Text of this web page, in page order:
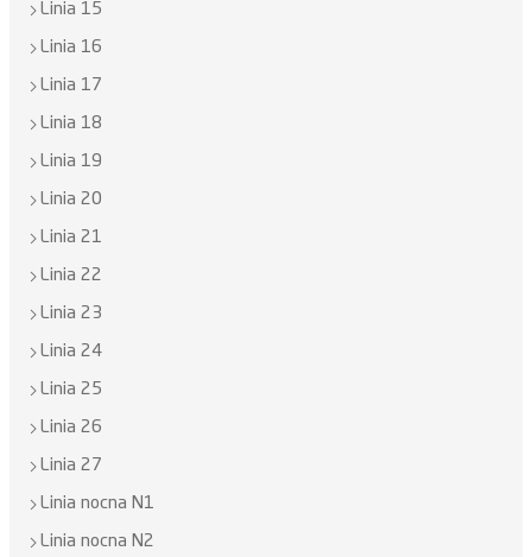
Linia 15
Linia 16
Linia 17
Linia 18
Linia 19
Linia 20
Linia 21
Linia 22
Linia 23
Linia 24
Linia 25
Linia 26
Linia 27
Linia nocna N1
Linia nocna N2